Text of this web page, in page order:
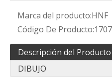
Marca del producto:HNF
Código De Producto:
Descripción del Producto
DIBUJO